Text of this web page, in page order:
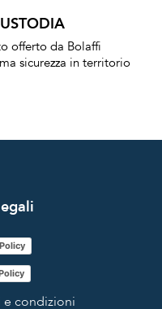
offerto da Bolaffi
sicurezza in territorio
e condizioni